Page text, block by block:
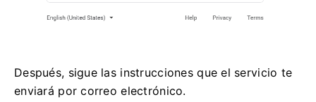
Después, sigue las instrucciones que el servicio te
enviará por correo electrónico.